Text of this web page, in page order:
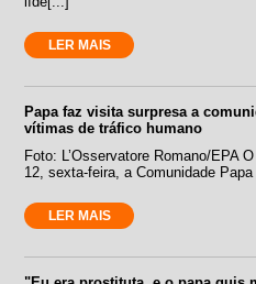
LER MAIS
Papa faz visita surpresa a
vítimas de tráfico humano
Foto: L’Osservatore Romano/EPA
12, sexta-feira, a Comunidade
LER MAIS